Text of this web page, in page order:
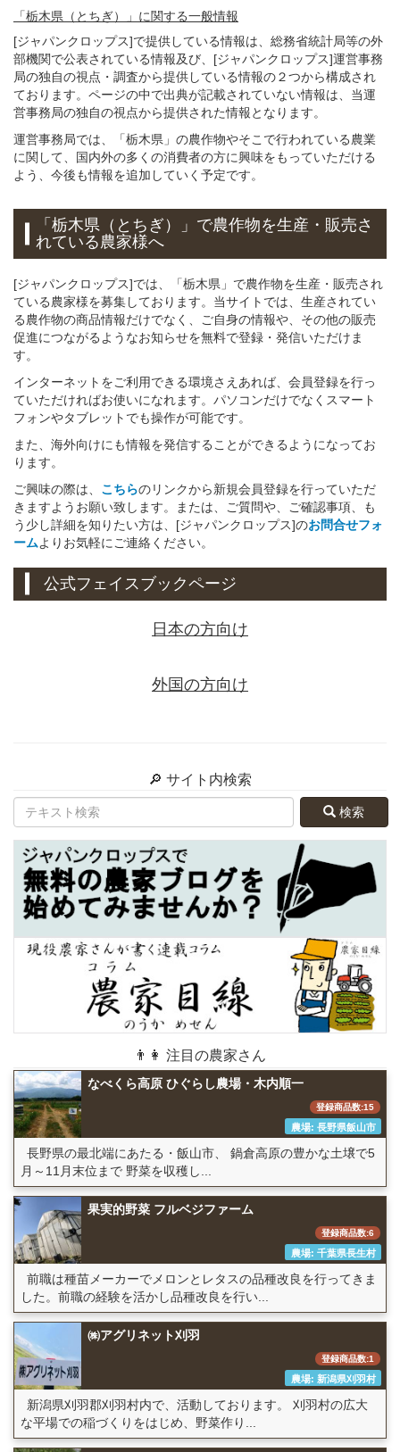
「栃木県（とちぎ）」 に関する一般情報
[ジャパンクロップス]で提供している情報は、総務省統計局等の外
部機関で公表されている情報及び、[ジャパンクロップス]運営事務
局の独自の視点・調査から提供している情報の２つから構成され
ております。ページの中で出典が記載されていない情報は、当運
営事務局の独自の視点から提供された情報となります。
運営事務局では、「栃木県」の農作物やそこで行われている農業
に関して、国内外の多くの消費者の方に興味をもっていただける
よう、今後も情報を追加していく予定です。
「栃木県（とちぎ）」 で農作物を生産・販売さ
れている 農家様へ
[ジャパンクロップス]では、「栃木県」で農作物を生産・販売され
ている農家様を募集しております。当サイトでは、生産されてい
る農作物の商品情報だけでなく、ご自身の情報や、その他の販売
促進につながるようなお知らせを無料で登録・発信いただけま
す。
インターネットをご利用できる環境さえあれば、会員登録を行っ
ていただければお使いになれます。パソコンだけでなくスマート
フォンやタブレットでも操作が可能です。
また、海外向けにも情報を発信することができるようになってお
ります。
ご興味の際は、 こちらのリンクから新規会員登録を行っていただ
きますようお願い致します。または、ご質問や、ご確認事項、も
う少し詳細を知りたい方は、[ジャパンクロップス]のお問合せフォ
ームよりお気軽にご連絡ください。
公式フェイスブックページ
日本の方向け
外国の方向け
🔎 サイト内検索
検索
👨👩 注目の農家さん
なべくら高原 ひぐらし農場・木内順一
登録商品数:15
農場: 長野県飯山市
長野県の最北端にあたる・飯山市、 鍋倉高原の豊かな土壌で5
月～11月末位まで 野菜を収穫し...
果実的野菜 フルベジファーム
登録商品数:6
農場: 千葉県長生村
前職は種苗メーカーでメロンとレタスの品種改良を行ってきま
した。前職の経験を活かし品種改良を行い...
㈱アグリネット刈羽
登録商品数:1
農場: 新潟県刈羽村
新潟県刈羽郡刈羽村内で、活動しております。 刈羽村の広大
な平場での稲づくりをはじめ、野菜作り...